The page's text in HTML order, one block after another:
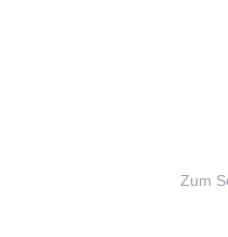
Zum